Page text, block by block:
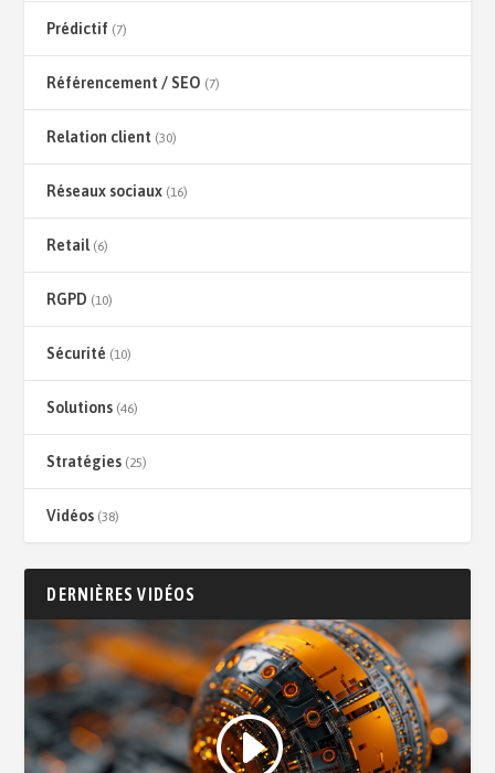
Prédictif (7)
Référencement / SEO (7)
Relation client (30)
Réseaux sociaux (16)
Retail(6)
RGPD (10)
Sécurité (10)
Solutions (46)
Stratégies (25)
Vidéos (38)
DERNIÈRES VIDÉOS